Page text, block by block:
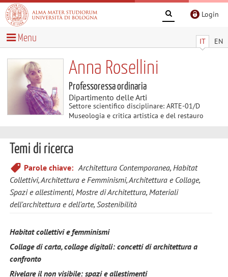
Login
IT EN
Menu
Anna Rosellini
Professoressa ordinaria
Dipartimento delle Arti
Settore scientifico disciplinare: ARTE-01/D
Museologia e critica artistica e del restauro
Temi di ricerca
Parole chiave: Architettura Contemporanea, Habitat
Collettivi, Architettura e Femminismi, Architettura e Collage,
Spazi e allestimenti, Mostre di Architettura, Materiali
dell'architettura e dell'arte, Sostenibilità
Habitat collettivi e femminismi
Collage di carta, collage digitali: concetti di architettura a
confronto
Rivelare il non visibile: spazi e allestimenti